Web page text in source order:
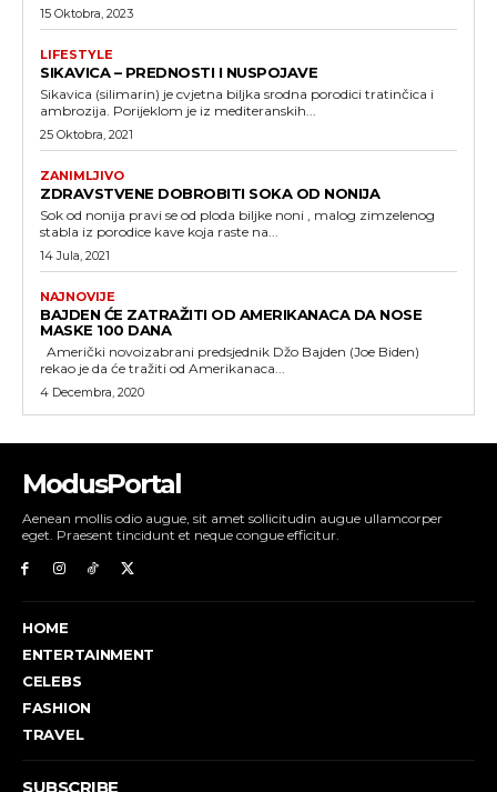
15 Oktobra, 2023
LIFESTYLE
SIKAVICA – PREDNOSTI I NUSPOJAVE
Sikavica (silimarin) je cvjetna biljka srodna porodici tratinčica i
ambrozija. Porijeklom je iz mediteranskih...
25 Oktobra, 2021
ZANIMLJIVO
ZDRAVSTVENE DOBROBITI SOKA OD NONIJA
Sok od nonija pravi se od ploda biljke noni , malog zimzelenog
stabla iz porodice kave koja raste na...
14 Jula, 2021
NAJNOVIJE
BAJDEN ĆE ZATRAŽITI OD AMERIKANACA DA NOSE
MASKE 100 DANA
rekao je da će tražiti od Amerikanaca...
4 Decembra, 2020
ModusPortal
Aenean mollis odio augue, sit amet sollicitudin augue ullamcorper
eget. Praesent tincidunt et neque congue efficitur.
HOME
ENTERTAINMENT
CELEBS
FASHION
TRAVEL
SUBSCRIBE